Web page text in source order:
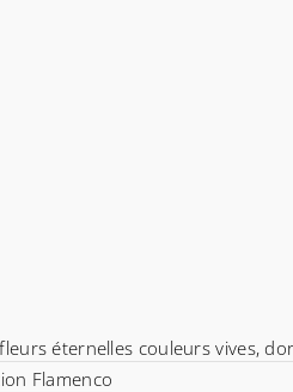
éternelles couleurs vives,
Flamenco